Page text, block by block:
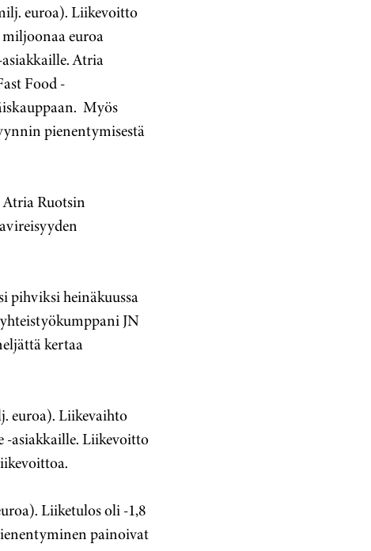
euroa). Liikevoitto
euroa
Atria
Food -
Myös
pienentymisestä
Ruotsin
pihviksi heinäkuussa
JN
kertaa
euroa). Liikevaihto
-asiakkaille. Liikevoitto
Liiketulos oli -1,8
painoivat